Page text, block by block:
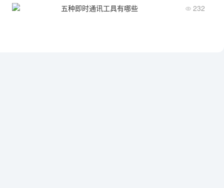
五种即时通讯工具有哪些 232